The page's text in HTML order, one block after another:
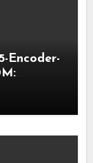
Encoder-